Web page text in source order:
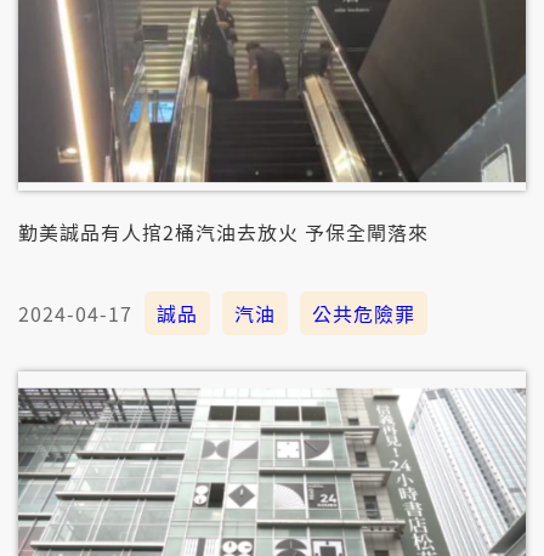
勤美誠品有人捾2桶汽油去放火 予保全閘落來
2024-04-17 誠品 汽油 公共危險罪